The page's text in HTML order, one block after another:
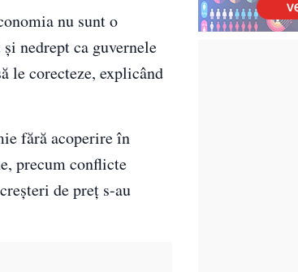
nu sunt o
nedrept ca guvernele
le corecteze, explicând
fără acoperire în
precum conflicte
de preț s-au